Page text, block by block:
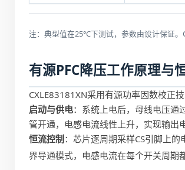
注：典型值在25°C下测试，参数由设计保证
有源PFC降压工作原理与
CXLE83181XN采用有源功率因数校正
启动与供电：系统上电后，母线电压通
管开通，电感电流线性上升，实现输出
恒流控制：芯片逐周期采样CS引脚上
界导通模式，电感电流在每个开关周期